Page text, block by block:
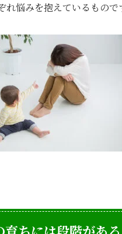
れ悩みを抱えているもので